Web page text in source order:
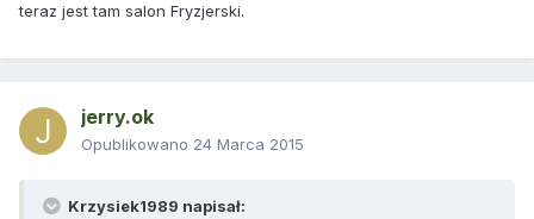
teraz jest tam salon Fryzjerski.
jerry.ok
Opublikowano 24 Marca 2015
Krzysiek1989 napisał: